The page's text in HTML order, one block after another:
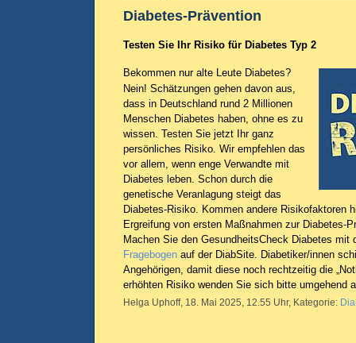
Diabetes-Prävention
Testen Sie Ihr Risiko für Diabetes Typ 2
Bekommen nur alte Leute Diabetes?
Nein! Schätzungen gehen davon aus,
dass in Deutschland rund 2 Millionen
Menschen Diabetes haben, ohne es zu
wissen. Testen Sie jetzt Ihr ganz
persönliches Risiko. Wir empfehlen das
vor allem, wenn enge Verwandte mit
Diabetes leben. Schon durch die
genetische Veranlagung steigt das
Diabetes-Risiko. Kommen andere Risikofaktoren
Ergreifung von ersten Maßnahmen zur Diabetes-
Machen Sie den GesundheitsCheck Diabetes mit
Fragebogen auf der DiabSite. Diabetiker/innen
Angehörigen, damit diese noch rechtzeitig die
erhöhten Risiko wenden Sie sich bitte umgehend
Helga Uphoff, 18. Mai 2025, 12.55 Uhr, Kategorie: